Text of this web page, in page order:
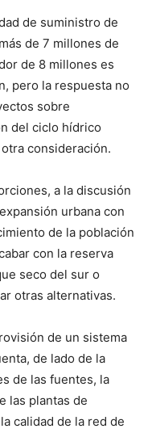
de suministro de
de 7 millones de
de 8 millones es
pero la respuesta no
sobre
del ciclo hídrico
consideración.
a la discusión
urbana con
de la población
con la reserva
seco del sur o
otras alternativas.
de un sistema
de lado de la
de las fuentes, la
las plantas de
calidad de la red de